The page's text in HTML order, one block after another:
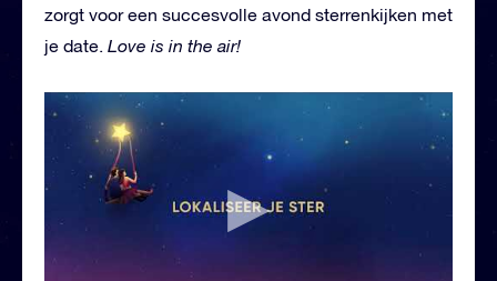
zorgt voor een succesvolle avond sterrenkijken met
je date. Love is in the air!